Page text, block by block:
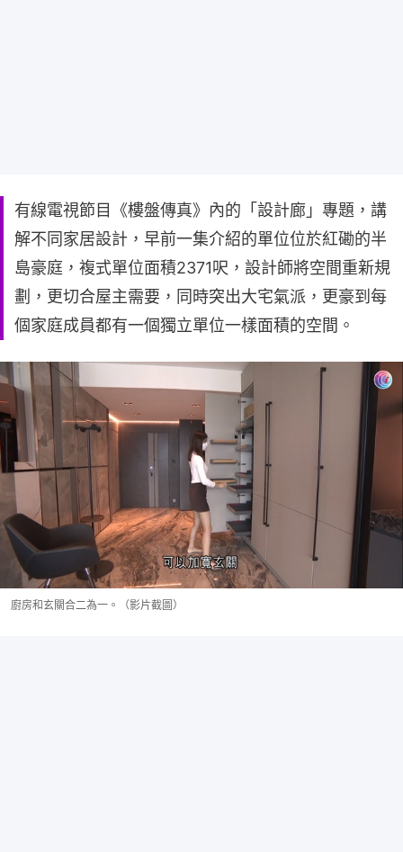
有線電視節目《樓盤傳真》內的「設計廊」專題，講
解不同家居設計，早前一集介紹的單位位於紅磡的半
島豪庭，複式單位面積2371呎，設計師將空間重新規
劃，更切合屋主需要，同時突出大宅氣派，更豪到每
個家庭成員都有一個獨立單位一樣面積的空間。
廚房和玄關合二為一。（影片截圖）